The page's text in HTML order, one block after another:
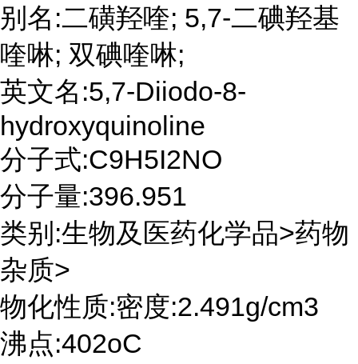
别名:二磺羟喹; 5,7-二碘羟基
喹啉; 双碘喹啉;
英文名:5,7-Diiodo-8-
hydroxyquinoline
分子式:C9H5I2NO
分子量:396.951
类别:生物及医药化学品>药物
杂质>
物化性质:密度:2.491g/cm3
沸点:402oC